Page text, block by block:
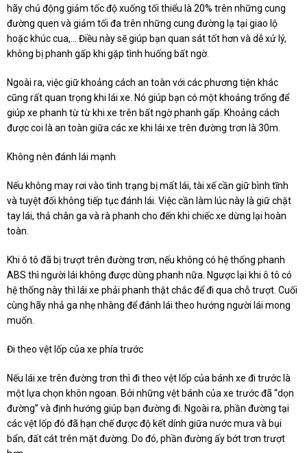
hãy chủ động giảm tốc độ xuống tối thiểu là 20% trên những cung
đường quen và giảm tối đa trên những cung đường lạ tại giao lộ
hoặc khúc cua,… Điều này sẽ giúp bạn quan sát tốt hơn và dễ xử lý,
không bị phanh gấp khi gặp tình huống bất ngờ.
Ngoài ra, việc giữ khoảng cách an toàn với các phương tiện khác
cũng rất quan trọng khi lái xe. Nó giúp bạn có một khoảng trống để
giúp xe phanh từ từ khi xe trên bất ngờ phanh gấp. Khoảng cách
được coi là an toàn giữa các xe khi lái xe trên đường trơn là 30m.
Không nên đánh lái mạnh
Nếu không may rơi vào tình trạng bị mất lái, tài xế cần giữ bình tĩnh
và tuyệt đối không tiếp tục đánh lái. Việc cần làm lúc này là giữ chặt
tay lái, thả chân ga và rà phanh cho đến khi chiếc xe dừng lại hoàn
toàn.
Khi ô tô đã bị trượt trên đường trơn, nếu không có hệ thống phanh
ABS thì người lái không được dùng phanh nữa. Ngược lại khi ô tô có
hệ thống này thì lái xe phải phanh thật chắc để đi qua chỗ trượt. Cuối
cùng hãy nhả ga nhẹ nhàng để đánh lái theo hướng người lái mong
muốn.
Đi theo vệt lốp của xe phía trước
Nếu lái xe trên đường trơn thì đi theo vệt lốp của bánh xe đi trước là
một lựa chọn khôn ngoan. Bởi những vệt bánh của xe trước đã “dọn
đường” và định hướng giúp bạn đường đi. Ngoài ra, phần đường tại
các vệt lốp đó đã hạn chế được độ kết dính giữa nước mưa và bụi
bẩn, đất cát trên mặt đường. Do đó, phần đường ấy bớt trơn trượt